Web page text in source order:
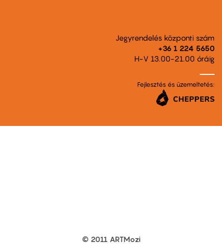
Jegyrendelés központi szám
+36 1 224 5650
H-V 13.00-21.00 óráig
Fejlesztés és üzemeltetés:
© 2011 ARTMozi